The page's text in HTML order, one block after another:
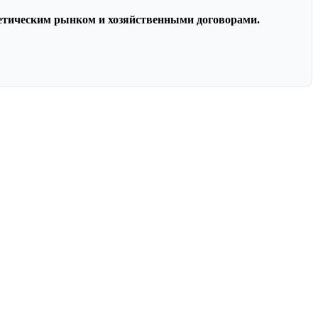
рынком и хозяйственными договорами.